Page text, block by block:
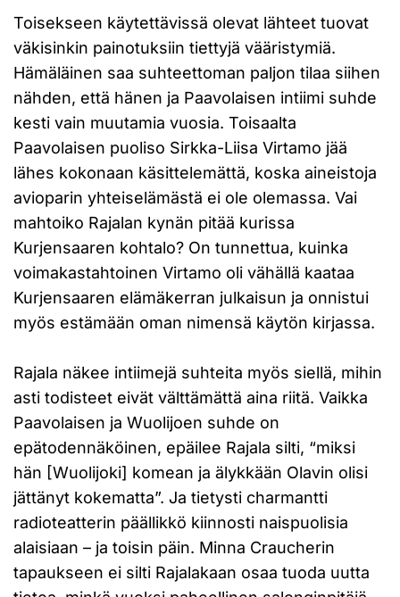
Toisekseen käytettävissä olevat lähteet tuovat
väkisinkin painotuksiin tiettyjä vääristymiä.
Hämäläinen saa suhteettoman paljon tilaa siihen
nähden, että hänen ja Paavolaisen intiimi suhde
kesti vain muutamia vuosia. Toisaalta
Paavolaisen puoliso Sirkka-Liisa Virtamo jää
lähes kokonaan käsittelemättä, koska aineistoja
avioparin yhteiselämästä ei ole olemassa. Vai
mahtoiko Rajalan kynän pitää kurissa
Kurjensaaren kohtalo? On tunnettua, kuinka
voimakastahtoinen Virtamo oli vähällä kaataa
Kurjensaaren elämäkerran julkaisun ja onnistui
myös estämään oman nimensä käytön kirjassa.
Rajala näkee intiimejä suhteita myös siellä, mihin
asti todisteet eivät välttämättä aina riitä. Vaikka
Paavolaisen ja Wuolijoen suhde on
epätodennäköinen, epäilee Rajala silti, “miksi
hän [Wuolijoki] komean ja älykkään Olavin olisi
jättänyt kokematta”. Ja tietysti charmantti
radioteatterin päällikkö kiinnosti naispuolisia
alaisiaan – ja toisin päin. Minna Craucherin
tapaukseen ei silti Rajalakaan osaa tuoda uutta